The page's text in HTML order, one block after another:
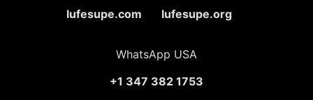
lufesupe.com lufesupe.org
WhatsApp USA
+1 347 382 1753